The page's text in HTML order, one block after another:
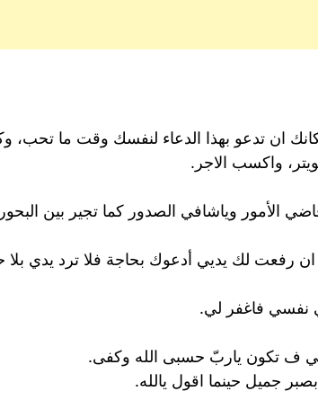
ان تدعو بهذا الدعاء لنفسك وقت ما تحب،
واكسب الاجر.
وياشافي الصدور كما تجير بين
رفعت لك يديي أدعوك بحاجة فلا ترد يدي بلا
نفسي فاغفر لي.
ف تكون ياربّ حسبى الله وكفى.
جميل حينما اقول يالله.